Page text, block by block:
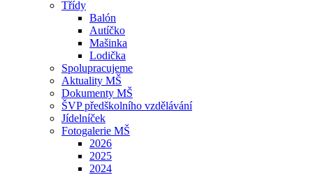
Třídy
Balón
Autíčko
Mašinka
Lodička
Spolupracujeme
Aktuality MŠ
Dokumenty MŠ
ŠVP předškolního vzdělávání
Jídelníček
Fotogalerie MŠ
2026
2025
2024